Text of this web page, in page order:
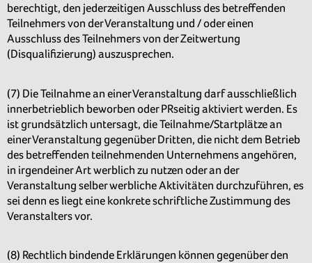
berechtigt, den jederzeitigen Ausschluss des betreffenden
Teilnehmers von der Veranstaltung und / oder einen
Ausschluss des Teilnehmers von der Zeitwertung
(Disqualifizierung) auszusprechen.
(7) Die Teilnahme an einer Veranstaltung darf ausschließlich
innerbetrieblich beworben oder PRseitig aktiviert werden. Es
ist grundsätzlich untersagt, die Teilnahme/Startplätze an
einer Veranstaltung gegenüber Dritten, die nicht dem Betrieb
des betreffenden teilnehmenden Unternehmens angehören,
in irgendeiner Art werblich zu nutzen oder an der
Veranstaltung selber werbliche Aktivitäten durchzuführen, es
sei denn es liegt eine konkrete schriftliche Zustimmung des
Veranstalters vor.
(8) Rechtlich bindende Erklärungen können gegenüber den